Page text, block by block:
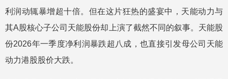
利润动辄暴增超十倍。但在这片狂热的盛宴中，天能动力与
其A股核心子公司天能股份却上演了截然不同的叙事。天能股
份2026年一季度净利润暴跌超八成，也直接引发母公司天能
动力港股股价大跌。